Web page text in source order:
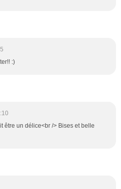
:)
être un délice<br /> Bises et belle